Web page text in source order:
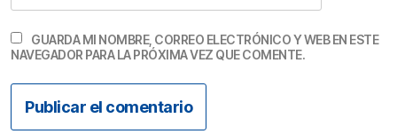
GUARDA MI NOMBRE, CORREO ELECTRÓNICO Y WEB EN ESTE
NAVEGADOR PARA LA PRÓXIMA VEZ QUE COMENTE.